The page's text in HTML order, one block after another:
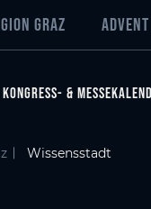
GRAZ ADVENT
KONGRESS- &
Wissensstadt